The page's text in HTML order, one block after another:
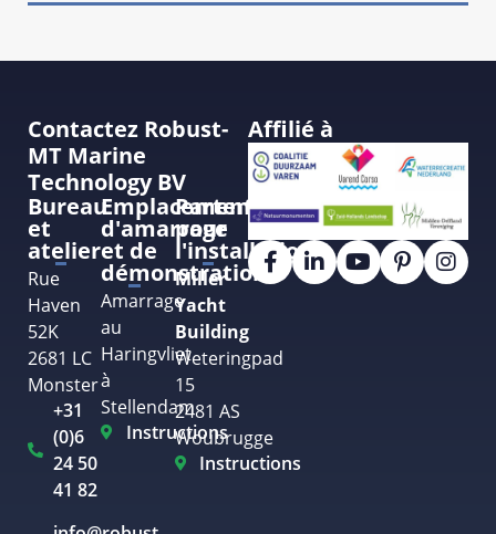
Contactez Robust-
MT Marine
Technology BV
Bureau
et
atelier
Rue
Haven
52K
2681 LC
Monster
+31
(0)6
24 50
41 82
Emplacement
d'amarrage
et de
démonstration
Amarrage
au
Haringvliet
à
Stellendam
Instructions
Partenaire
pour
l'installation
Miller
Yacht
Building
Weteringpad
15
2481 AS
Woubrugge
Instructions
Affilié à